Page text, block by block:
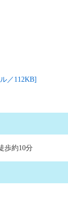
／112KB]
歩約10分